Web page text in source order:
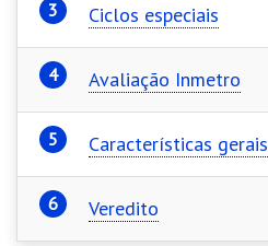
Ciclos especiais
Avaliação Inmetro
Características gerais
Veredito